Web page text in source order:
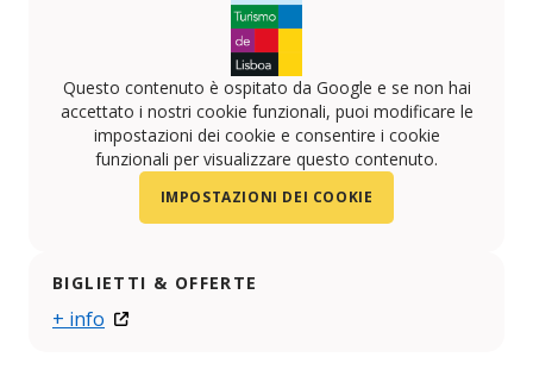
Questo contenuto è ospitato da Google e se non hai
accettato i nostri cookie funzionali, puoi modificare le
impostazioni dei cookie e consentire i cookie
funzionali per visualizzare questo contenuto.
IMPOSTAZIONI DEI COOKIE
BIGLIETTI & OFFERTE
+ info